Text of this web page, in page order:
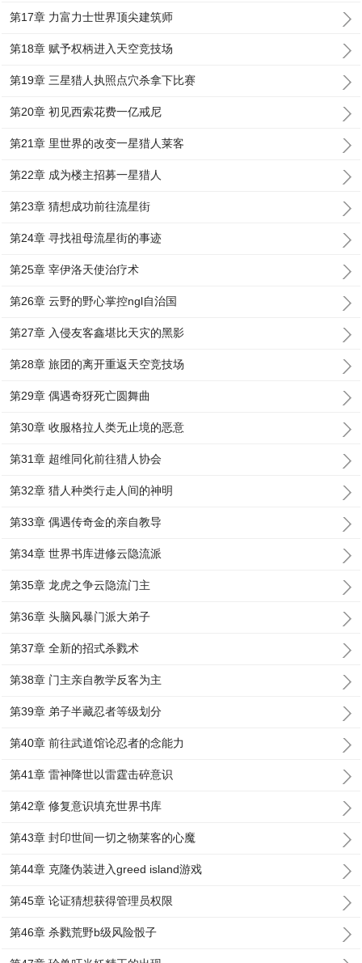
第17章 力富力士世界顶尖建筑师
第18章 赋予权柄进入天空竞技场
第19章 三星猎人执照点穴杀拿下比赛
第20章 初见西索花费一亿戒尼
第21章 里世界的改变一星猎人莱客
第22章 成为楼主招募一星猎人
第23章 猜想成功前往流星街
第24章 寻找祖母流星街的事迹
第25章 宰伊洛天使治疗术
第26章 云野的野心掌控ngl自治国
第27章 入侵友客鑫堪比天灾的黑影
第28章 旅团的离开重返天空竞技场
第29章 偶遇奇犽死亡圆舞曲
第30章 收服格拉人类无止境的恶意
第31章 超维同化前往猎人协会
第32章 猎人种类行走人间的神明
第33章 偶遇传奇金的亲自教导
第34章 世界书库进修云隐流派
第35章 龙虎之争云隐流门主
第36章 头脑风暴门派大弟子
第37章 全新的招式杀戮术
第38章 门主亲自教学反客为主
第39章 弟子半藏忍者等级划分
第40章 前往武道馆论忍者的念能力
第41章 雷神降世以雷霆击碎意识
第42章 修复意识填充世界书库
第43章 封印世间一切之物莱客的心魔
第44章 克隆伪装进入greed island游戏
第45章 论证猜想获得管理员权限
第46章 杀戮荒野b级风险骰子